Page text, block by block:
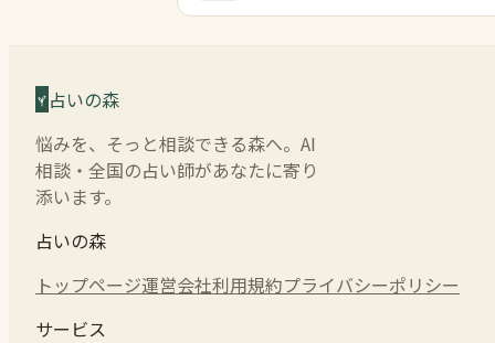
占いの森
悩みを、そっと相談できる森へ。AI
相談・全国の占い師があなたに寄り
添います。
占いの森
トップページ運営会社利用規約プライバシーポリシー
サービス